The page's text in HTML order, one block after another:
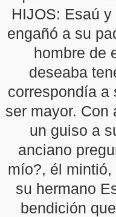
HIJOS: Esaú
engañó a su
hombre de
deseaba
correspondía a
ser mayor. Con
un guiso a
anciano
mío?, él
su hermano
bendición